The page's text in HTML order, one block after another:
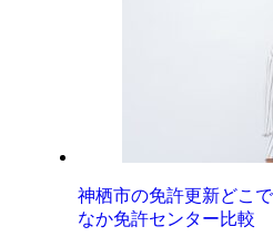
神栖市の免許更新どこ
なか免許センター比較